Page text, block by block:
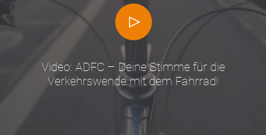
Video: ADFC – Deine Stimme für die
Verkehrswende mit dem Fahrrad!